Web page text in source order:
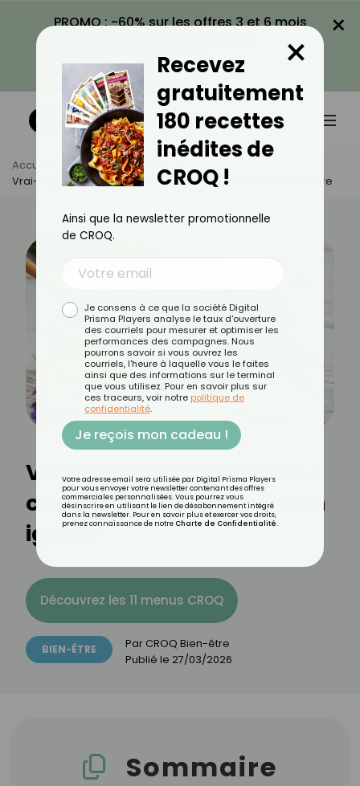
PROMO : -60% sur les offres 3 et 6 mois
VOIR LA PROMO
×
Accueil Actus
Bien-Être
Vrai-Faux Sur La Lavande : Ce Qu’on Croit… Et Ce Qu’on Ignore
Vrai-Faux sur la lavande :
ce qu’on croit… et ce qu’on
ignore
Découvrez les 11 menus CROQ
BIEN-ÊTRE Par CROQ Bien-être
Publié le 27/03/2026
Sommaire
Recevez
gratuitement
180 recettes
inédites de
CROQ !
×
Ainsi que la newsletter promotionnelle
de CROQ.
Je consens à ce que la société Digital
Prisma Players analyse le taux d'ouverture
des courriels pour mesurer et optimiser les
performances des campagnes. Nous
pourrons savoir si vous ouvrez les
courriels, l'heure à laquelle vous le faites
ainsi que des informations sur le terminal
que vous utilisez. Pour en savoir plus sur
ces traceurs, voir notre politique de
confidentialité.
Je reçois mon cadeau !
Votre adresse email sera utilisée par Digital Prisma Players
pour vous envoyer votre newsletter contenant des offres
commerciales personnalisées. Vous pourrez vous
désinscrire en utilisant le lien de désabonnement intégré
dans la newsletter. Pour en savoir plus et exercer vos droits,
prenez connaissance de notre Charte de Confidentialité.